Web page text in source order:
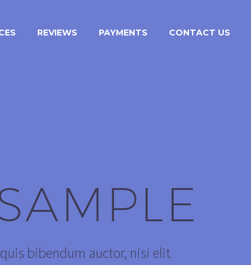
REVIEWS PAYMENTS CONTACT US
bibendum auctor, nisi elit